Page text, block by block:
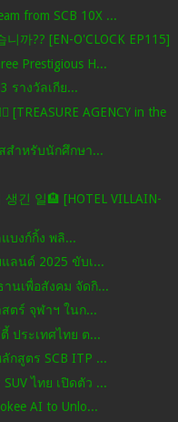
from SCB 10X ...
까?? [EN-O'CLOCK EP115]
Prestigious H...
รางวัลเกีย...
[TREASURE AGENCY in the
สำหรับนักศึกษา...
긴 일🏨 [HOTEL VILLAIN-
บงก์กิ้ง พลิ...
ลนด์ 2025 ขับเ...
นเพื่อสังคม จัดกิ...
ตร์ จุฬาฯ ในก...
ประเทศไทย ต...
กสูตร SCB ITP ...
ไทย เปิดตัว ...
AI to Unlo...